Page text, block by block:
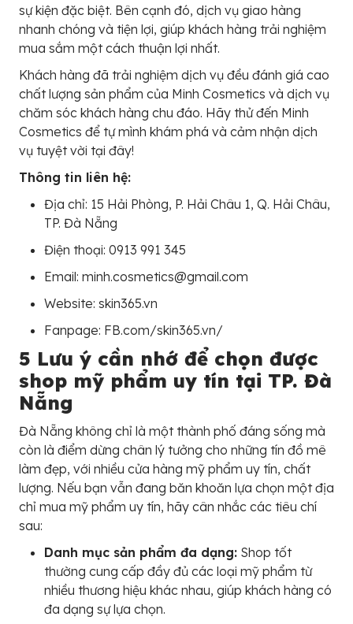
sự kiện đặc biệt. Bên cạnh đó, dịch vụ giao hàng
nhanh chóng và tiện lợi, giúp khách hàng trải nghiệm
mua sắm một cách thuận lợi nhất.
Khách hàng đã trải nghiệm dịch vụ đều đánh giá cao
chất lượng sản phẩm của Minh Cosmetics và dịch vụ
chăm sóc khách hàng chu đáo. Hãy thử đến Minh
Cosmetics để tự mình khám phá và cảm nhận dịch
vụ tuyệt vời tại đây!
Thông tin liên hệ:
Địa chỉ: 15 Hải Phòng, P. Hải Châu 1, Q. Hải Châu,
TP. Đà Nẵng
Điện thoại: 0913 991 345
Email: minh.cosmetics@gmail.com
Website: skin365.vn
Fanpage: FB.com/skin365.vn/
5 Lưu ý cần nhớ để chọn được
shop mỹ phẩm uy tín tại TP. Đà
Nẵng
Đà Nẵng không chỉ là một thành phố đáng sống mà
còn là điểm dừng chân lý tưởng cho những tín đồ mê
làm đẹp, với nhiều cửa hàng mỹ phẩm uy tín, chất
lượng. Nếu bạn vẫn đang băn khoăn lựa chọn một địa
chỉ mua mỹ phẩm uy tín, hãy cân nhắc các tiêu chí
sau:
Danh mục sản phẩm đa dạng: Shop tốt
thường cung cấp đầy đủ các loại mỹ phẩm từ
nhiều thương hiệu khác nhau, giúp khách hàng có
đa dạng sự lựa chọn.